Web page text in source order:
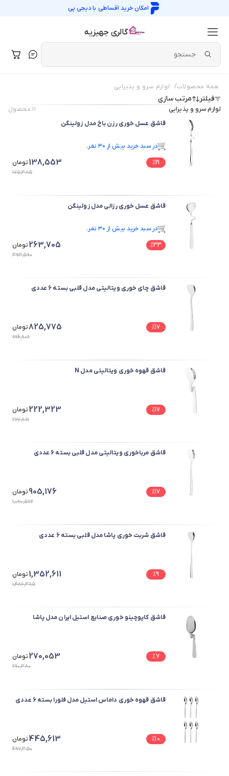
امکان خرید اقساطی بادیجی پی
گالری جهیزیه
همه محصولات/ لوازم سرو و پذیرایی
فیلتر مرتب سازی
لوازم سرو و پذیرایی ۱۱محصول
قاشق عسل خوری رزن باخ مدل زولینگن
در سبد خرید بیش از ۳۰ نفر.
%21
138,553تومان
175,385
قاشق عسل خوری رزالی مدل زولینگن
در سبد خرید بیش از ۳۰ نفر.
%33
263,705تومان
393,590
قاشق چای خوری ویتالیتی مدل قلبی بسته 6 عددی
%17
825,775تومان
994,909
قاشق قهوه خوری ویتالیتی مدل N
%17
222,323تومان
267,861
قاشق مرباخوری ویتالیتی مدل قلبی بسته 6 عددی
%17
905,176تومان
1,090,572
قاشق شربت خوری پاشا مدل قلبی بسته 6 عددی
%9
1,352,611تومان
1,486,385
قاشق کاپوچینو خوری صنایع استیل ایران مدل پاشا
%7
270,053تومان
290,380
قاشق قهوه خوری داماس استیل مدل فلورا بسته 6 عددی
%10
445,613تومان
497,350